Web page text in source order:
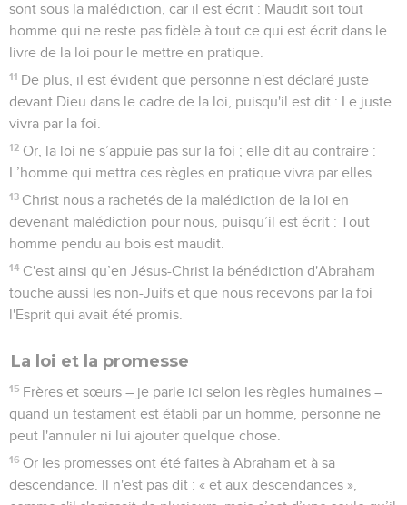
sont sous la malédiction, car il est écrit : Maudit soit tout
homme qui ne reste pas fidèle à tout ce qui est écrit dans le
livre de la loi pour le mettre en pratique.
11 De plus, il est évident que personne n'est déclaré juste
devant Dieu dans le cadre de la loi, puisqu'il est dit : Le juste
vivra par la foi.
12 Or, la loi ne s’appuie pas sur la foi ; elle dit au contraire :
L’homme qui mettra ces règles en pratique vivra par elles.
13 Christ nous a rachetés de la malédiction de la loi en
devenant malédiction pour nous, puisqu’il est écrit : Tout
homme pendu au bois est maudit.
14 C'est ainsi qu’en Jésus-Christ la bénédiction d'Abraham
touche aussi les non-Juifs et que nous recevons par la foi
l'Esprit qui avait été promis.
La loi et la promesse
15 Frères et sœurs – je parle ici selon les règles humaines –
quand un testament est établi par un homme, personne ne
peut l'annuler ni lui ajouter quelque chose.
16 Or les promesses ont été faites à Abraham et à sa
descendance. Il n'est pas dit : « et aux descendances »,